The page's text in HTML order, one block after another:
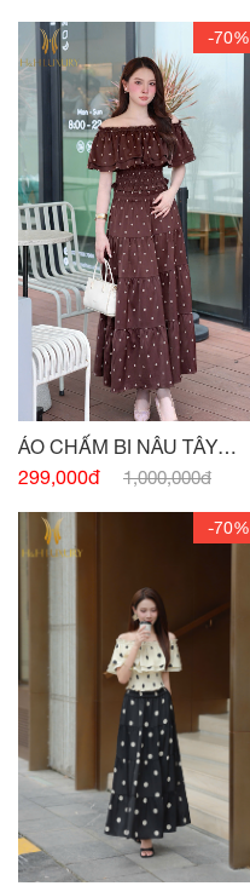
-70%
ÁO CHẤM BI NÂU TÂY
CHUN EO
299,000đ 1,000,000đ
-70%